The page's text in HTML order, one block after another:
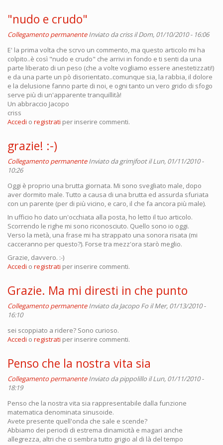
"nudo e crudo"
Collegamento permanente Inviato dacrissil Dom, 01/10/2010 - 16:06
E' la prima volta che scrvo un commento, ma questo articolo mi ha
colpito..è così "nudo e crudo" che arrivi in fondo e ti senti da una
parte liberato di un peso (che a volte vogliamo essere anestetizzati!)
e da una parte un pò disorientato..comunque sia, la rabbia, il dolore
e la delusione fanno parte di noi, e ogni tanto un vero grido di sfogo
serve più di un'apparente tranquillità!
Un abbraccio Jacopo
criss
Accedi o registrati per inserire commenti.
grazie! :-)
Collegamento permanente Inviato dagrimjfootil Lun, 01/11/2010 -
10:26
Oggi è proprio una brutta giornata. Mi sono svegliato male, dopo
aver dormito male. Tutto a causa di una brutta ed assurda sfuriata
con un parente (per di più vicino, e caro, il che fa ancora più male).
In ufficio ho dato un'occhiata alla posta, ho letto il tuo articolo.
Scorrendo le righe mi sono riconosciuto. Quello sono io oggi.
Verso la metà, una frase mi ha strappato una sonora risata (mi
cacceranno per questo?). Forse tra mezz'ora starò meglio.
Grazie, davvero. :-)
Accedi o registrati per inserire commenti.
Grazie. Ma mi diresti in che punto
Collegamento permanente Inviato daJacopo Fo il Mer, 01/13/2010 -
16:10
sei scoppiato a ridere? Sono curioso.
Accedi o registrati per inserire commenti.
Penso che la nostra vita sia
Collegamento permanente Inviato dapippolillo il Lun, 01/11/2010 -
18:19
Penso che la nostra vita sia rappresentabile dalla funzione
matematica denominata sinusoide.
Avete presente quell'onda che sale e scende?
Abbiamo dei periodi di estrema dinamicità e magari anche
allegrezza, altri che ci sembra tutto grigio al di là del tempo